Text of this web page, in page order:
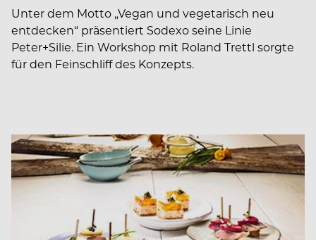
Unter dem Motto „Vegan und vegetarisch neu
entdecken“ präsentiert Sodexo seine Linie
Peter+Silie. Ein Workshop mit Roland Trettl sorgte
für den Feinschliff des Konzepts.